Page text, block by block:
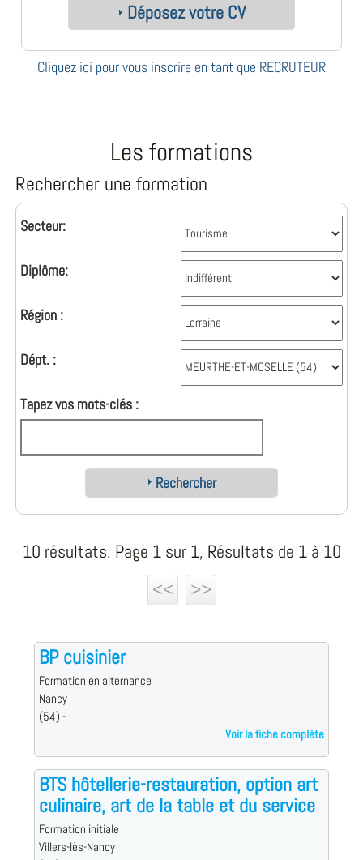
Déposez votre CV
Cliquez ici pour vous inscrire en tant que RECRUTEUR
Les formations
Rechercher une formation
Secteur:
Diplôme:
Région :
Dépt. :
Tapez vos mots-clés :
Rechercher
10 résultats. Page 1 sur 1, Résultats de 1 à 10
<<
>>
BP cuisinier
Formation en alternance
Nancy
(54) -
Voir la fiche complète
BTS hôtellerie-restauration, option art
culinaire, art de la table et du service
Formation initiale
Villers-lès-Nancy